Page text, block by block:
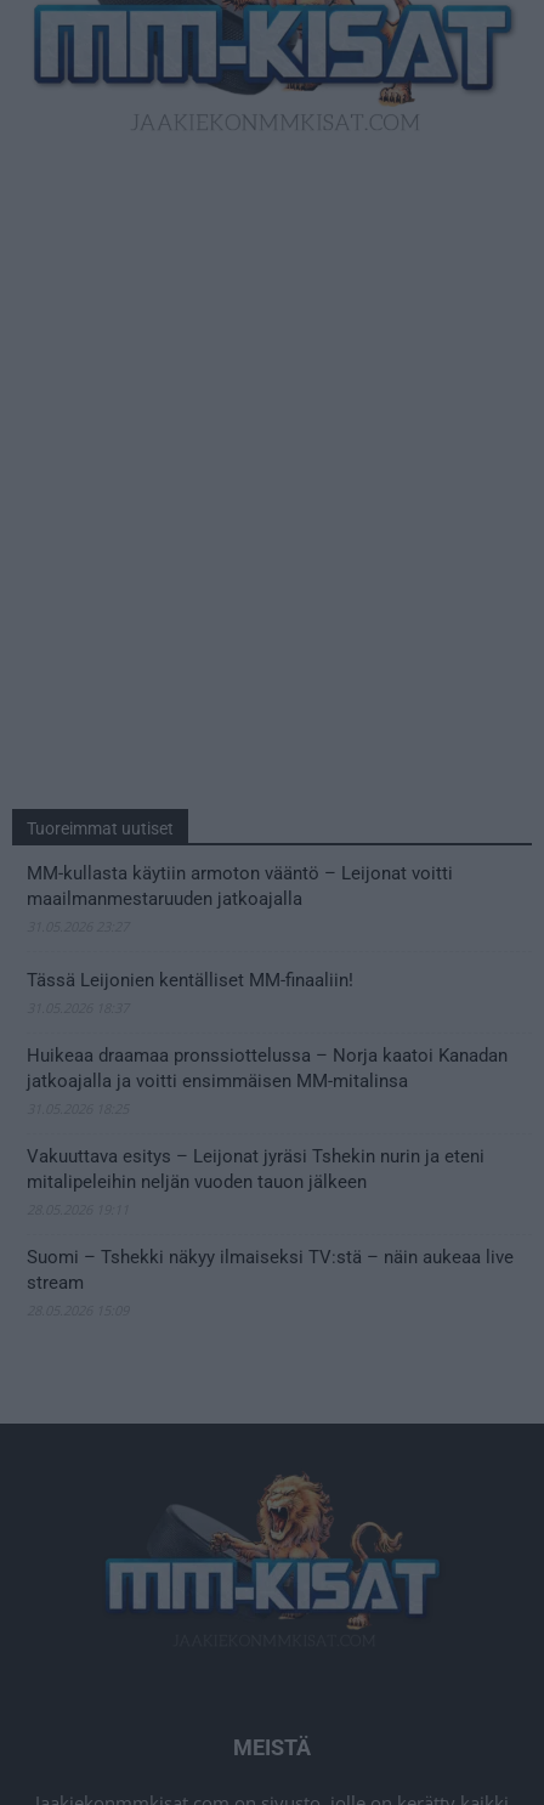
Tuoreimmat uutiset
MM-kullasta käytiin armoton vääntö – Leijonat voitti
maailmanmestaruuden jatkoajalla
Tässä Leijonien kentälliset MM-finaaliin!
Huikeaa draamaa pronssiottelussa – Norja kaatoi Kanadan
jatkoajalla ja voitti ensimmäisen MM-mitalinsa
Vakuuttava esitys – Leijonat jyräsi Tshekin nurin ja eteni
mitalipeleihin neljän vuoden tauon jälkeen
Suomi – Tshekki näkyy ilmaiseksi TV:stä – näin aukeaa live
stream
MEISTÄ